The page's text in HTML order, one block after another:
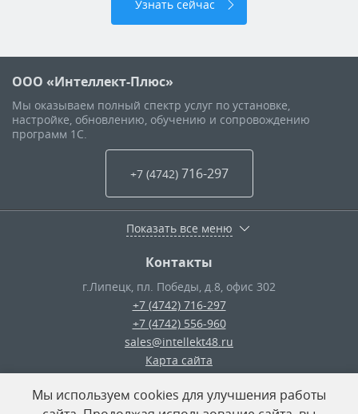
Узнать сейчас
ООО «Интеллект-Плюс»
Мы оказываем полный спектр услуг по установке,
настройке, обновлению, обучению и сопровождению
программ 1С.
+7 (4742) 716-297
Показать все меню
Контакты
г.Липецк пл. Победы, д.8, офис 302
+7 (4742) 716-297
+7 (4742) 556-960
sales@intellekt48.ru
Карта сайта
© ООО «Интеллект-Плюс»— 2026
Мы используем cookies для улучшения работы